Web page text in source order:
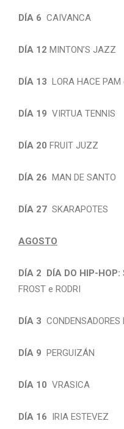
DÍA 6 CAIVANCA
DÍA 12 MINTON’S JAZZ
DÍA 13 LORA HACE PAM
DÍA 19 VIRTUA TENNIS
DÍA 20 FRUIT JUZZ
DÍA 26 MAN DE SANTO
DÍA 27 SKARAPOTES
AGOSTO
DÍA 2 DÍA DO HIP-HOP:
FROST e RODRI
DÍA 3 CONDENSADORES
DÍA 9 PERGUIZÁN
DÍA 10 VRASICA
DÍA 16 IRIA ESTEVEZ